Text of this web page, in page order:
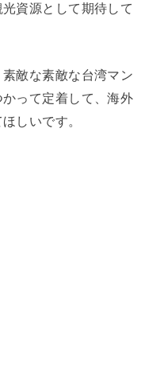
資源として期待して
敵な素敵な台湾マン
って定着して、海外
しいです。